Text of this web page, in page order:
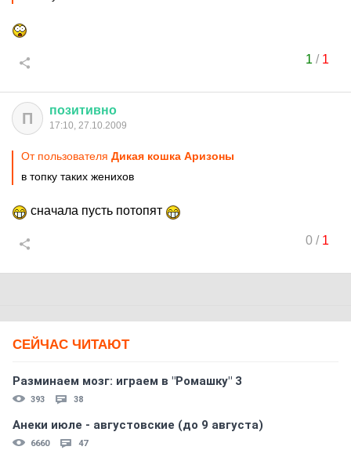
1 / 1
П позитивно
17:10, 27.10.2009
От пользователя Дикая кошка Аризоны
в топку таких женихов
сначала пусть потопят
0/ 1
СЕЙЧАС ЧИТАЮТ
Разминаем мозг: играем в "Ромашку" 3
393 38
Анеки июле - августовские (до 9 августа)
6660 47